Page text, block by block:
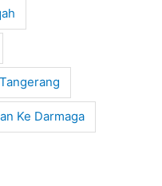
Ke Darmaga